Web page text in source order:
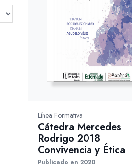
Línea Formativa
Cátedra Mercedes
Rodrigo 2018
Convivencia y Ética
Publicado en 2020